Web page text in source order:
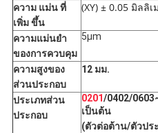
ความ แม่น ที่
เพิ่ม ขึ้น
(XY) ± 0.05 มิลลิเ
ความแม่นยํา
ของการควบคุม
5μm
ความสูงของ
ส่วนประกอบ
12 มม.
ประเภทส่วน
ประกอบ
0201/0402/
เป็นต้น
(ตัวต่อต้าน/ตัวปร